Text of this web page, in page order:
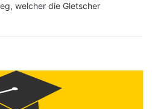
welcher die Gletscher